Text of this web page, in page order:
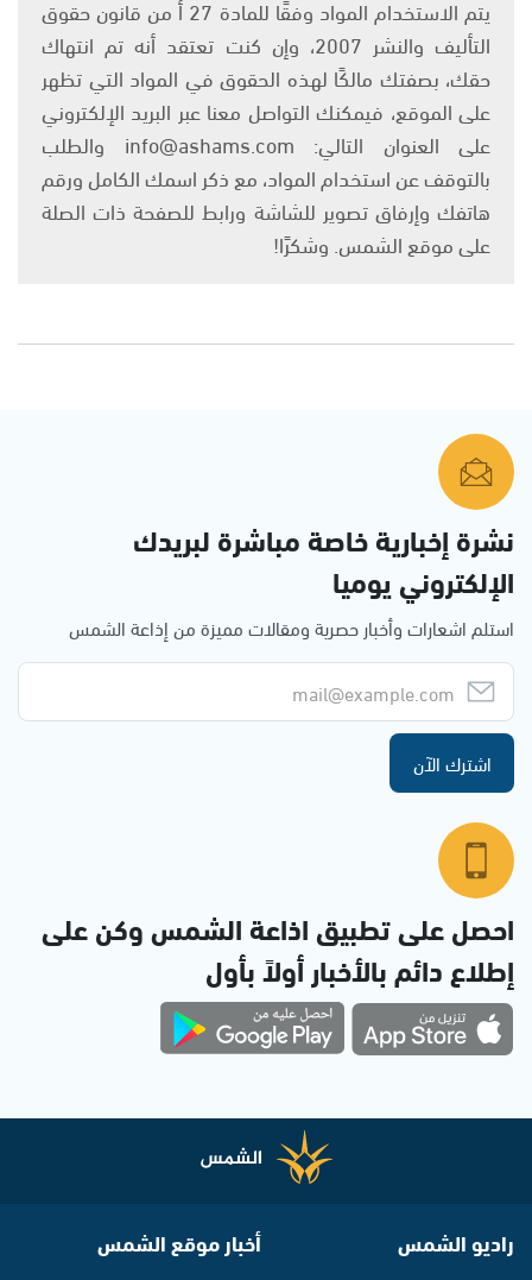
يتم الاستخدام المواد وفقًا للمادة 27 أ من قانون حقوق
التأليف والنشر 2007، وإن كنت تعتقد أنه تم انتهاك
حقك، بصفتك مالكًا لهذه الحقوق في المواد التي تظهر
على الموقع، فيمكنك التواصل معنا عبر البريد الإلكتروني
على العنوان التالي: info@ashams.com والطلب
بالتوقف عن استخدام المواد، مع ذكر اسمك الكامل ورقم
هاتفك وإرفاق تصوير للشاشة ورابط للصفحة ذات الصلة
على موقع الشمس. وشكرًا!
نشرة إخبارية خاصة مباشرة لبريدك
الإلكتروني يوميا
استلم اشعارات وأخبار حصرية ومقالات مميزة من إذاعة الشمس
اشترك الآن
احصل على تطبيق اذاعة الشمس وكن على
إطلاع دائم بالأخبار أولاً بأول
راديو الشمس أخبار موقع الشمس